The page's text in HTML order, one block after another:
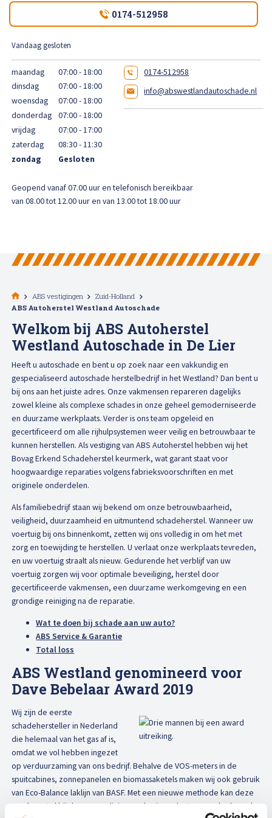
High Tech Schadeherstel
Lakschade herstellen
Spotrepair
Steenslag herstellen
Velgen herstellen
Bel ons op: 0900 - 6611111
0174-512958
Vandaag gesloten
maandag
07:00 - 18:00
dinsdag
07:00 - 18:00
woensdag
07:00 - 18:00
donderdag
07:00 - 18:00
vrijdag
07:00 - 17:00
zaterdag
08:30 - 11:30
zondag
Gesloten
0174-512958
info@abswestlandautoschade.nl
Geopend vanaf 07.00 uur en telefonisch bereikbaar
van 08.00 tot 12.00 uur en van 13.00 tot 18.00 uur
ABS vestigingen
Zuid-Holland
ABS Autoherstel Westland Autoschade
Welkom bij ABS Autoherstel
Westland Autoschade in De Lier
Heeft u autoschade en bent u op zoek naar een vakkundig en
gespecialiseerd autoschade herstelbedrijf in het Westland? Dan bent u
bij ons aan het juiste adres. Onze vakmensen repareren dagelijks
zowel kleine als complexe schades in onze geheel gemoderniseerde
en duurzame werkplaats. Verder is ons team opgeleid en
gecertificeerd om alle rijhulpsystemen weer veilig en betrouwbaar te
kunnen herstellen. Als vestiging van ABS Autoherstel hebben wij het
BovagErkend Schadeherstel keurmerk, wat garant staat voor
hoogwaardige reparaties volgens fabrieksvoorschriften en met
originele onderdelen.
Als familiebedrijf staan wij bekend om onze betrouwbaarheid,
veiligheid, duurzaamheid en uitmuntend schadeherstel. Wanneer uw
voertuig bij ons binnenkomt, zetten wij ons volledig in om het met
zorg en toewijding te herstellen. U verlaat onze werkplaats tevreden,
en uw voertuig straalt als nieuw. Gedurende het verblijf van uw
voertuig zorgen wij voor optimale beveiliging, herstel door
gecertificeerde vakmensen, een duurzame werkomgeving en een
grondige reiniging na de reparatie.
Wat te doen bij schade aan uw auto?
ABS Service & Garantie
Total loss
ABS Westland genomineerd voor
Dave Bebelaar Award 2019
Wij zijn de eerste
schadehersteller in Nederland
die helemaal van het gas af is,
omdat we vol hebben ingezet
op verduurzaming van ons bedrijf. Behalve de VOS-meters in de
spuitcabines, zonnepanelen en biomassaketels maken wij ook gebruik
van Eco-Balance laklijn van BASF. Met een nieuwe methode kan deze
producent al bij de vervaardiging van basisproducten een deel van de